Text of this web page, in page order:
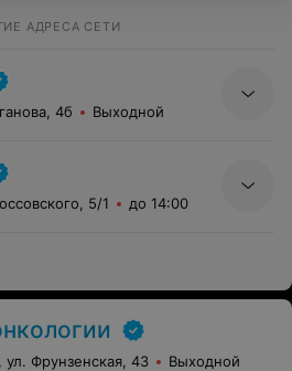
АДРЕСА СЕТИ
4б Выходной
5/1 до 14:00
Фрунзенская, 43 Выходной